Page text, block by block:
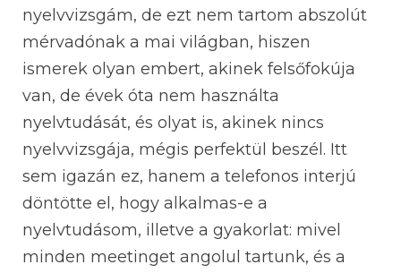
nyelvvizsgám, de ezt nem tartom abszolút
mérvadónak a mai világban, hiszen
ismerek olyan embert, akinek felsőfokúja
van, de évek óta nem használta
nyelvtudását, és olyat is, akinek nincs
nyelvvizsgája, mégis perfektül beszél. Itt
sem igazán ez, hanem a telefonos interjú
döntötte el, hogy alkalmas-e a
nyelvtudásom, illetve a gyakorlat: mivel
minden meetinget angolul tartunk, és a